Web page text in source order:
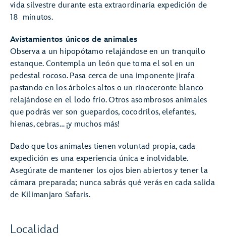
vida silvestre durante esta extraordinaria expedición de
18 minutos.
Avistamientos únicos de animales
Observa a un hipopótamo relajándose en un tranquilo
estanque. Contempla un león que toma el sol en un
pedestal rocoso. Pasa cerca de una imponente jirafa
pastando en los árboles altos o un rinoceronte blanco
relajándose en el lodo frío. Otros asombrosos animales
que podrás ver son guepardos, cocodrilos, elefantes,
hienas, cebras… ¡y muchos más!
Dado que los animales tienen voluntad propia, cada
expedición es una experiencia única e inolvidable.
Asegúrate de mantener los ojos bien abiertos y tener la
cámara preparada; nunca sabrás qué verás en cada salida
de Kilimanjaro Safaris.
Localidad